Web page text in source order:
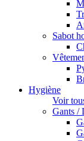
Sabot
Hygiène
Voir
Gants /